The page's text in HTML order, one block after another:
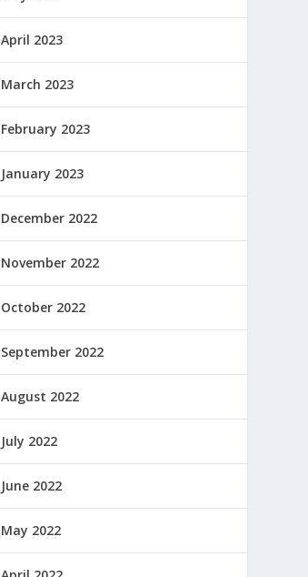
April 2023
March 2023
February 2023
January 2023
December 2022
November 2022
October 2022
September 2022
August 2022
July 2022
June 2022
May 2022